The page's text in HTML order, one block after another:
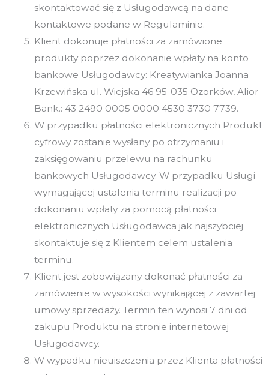
skontaktować się z Usługodawcą na dane
kontaktowe podane w Regulaminie.
Klient dokonuje płatności za zamówione
produkty poprzez dokonanie wpłaty na konto
bankowe Usługodawcy: Kreatywianka Joanna
Krzewińska ul. Wiejska 46 95-035 Ozorków, Alior
Bank.: 43 2490 0005 0000 4530 3730 7739.
W przypadku płatności elektronicznych Produkt
cyfrowy zostanie wysłany po otrzymaniu i
zaksięgowaniu przelewu na rachunku
bankowych Usługodawcy. W przypadku Usługi
wymagającej ustalenia terminu realizacji po
dokonaniu wpłaty za pomocą płatności
elektronicznych Usługodawca jak najszybciej
skontaktuje się z Klientem celem ustalenia
terminu.
Klient jest zobowiązany dokonać płatności za
zamówienie w wysokości wynikającej z zawartej
umowy sprzedaży. Termin ten wynosi 7 dni od
zakupu Produktu na stronie internetowej
Usługodawcy.
W wypadku nieuiszczenia przez Klienta płatności